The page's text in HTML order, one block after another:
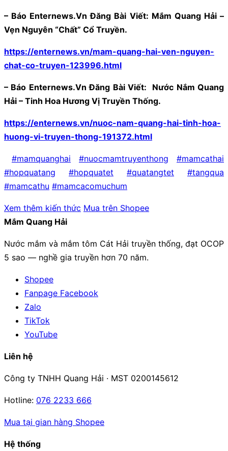
– Báo Enternews.Vn Đăng Bài Viết: Mắm Quang Hải –
Vẹn Nguyên “Chất” Cổ Truyền.
https://enternews.vn/mam-quang-hai-ven-nguyen-
chat-co-truyen-123996.html
– Báo Enternews.Vn Đăng Bài Viết: Nước Nắm Quang
Hải – Tinh Hoa Hương Vị Truyền Thống.
https://enternews.vn/nuoc-nam-quang-hai-tinh-hoa-
huong-vi-truyen-thong-191372.html
#mamquanghai #nuocmamtruyenthong
#mamcathai
#hopquatang
#hopquatet #quatangtet
#tangqua
#mamcathu #mamcacomuchum
Xem thêm kiến thức Mua trên Shopee
Mắm Quang Hải
Nước mắm và mắm tôm Cát Hải truyền thống, đạt OCOP
5 sao — nghề gia truyền hơn 70 năm.
Shopee
Fanpage Facebook
Zalo
TikTok
YouTube
Liên hệ
Công ty TNHH Quang Hải · MST 0200145612
Hotline: 076 2233 666
Mua tại gian hàng Shopee
Hệ thống